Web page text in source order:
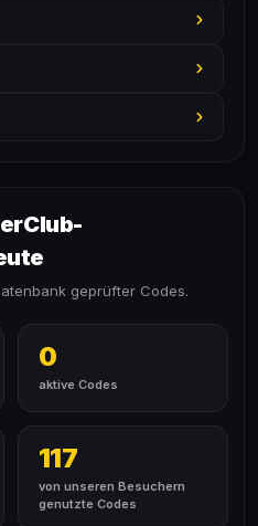
geprüfter Codes.
0
aktive Codes
117
von unseren Besuchern
genutzte Codes